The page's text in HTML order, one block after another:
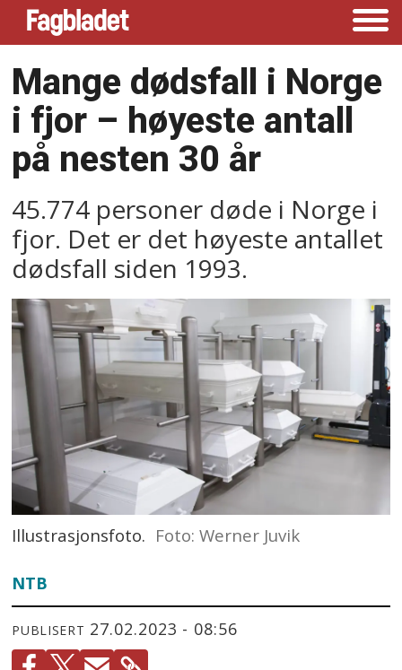
Mange dødsfall i Norge
i fjor –⁠ høyeste antall
på nesten 30 år
45.774 personer døde i Norge i
fjor. Det er det høyeste antallet
dødsfall siden 1993.
Illustrasjonsfoto. Foto: Werner Juvik
NTB
PUBLISERT 27.02.2023 - 08:56